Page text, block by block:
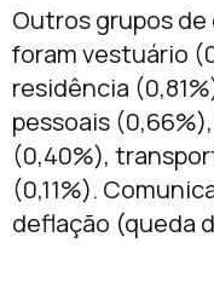
Outros grupos
foram vestuário
residência
pessoais
(0,40%),
(0,11%).
deflação (queda